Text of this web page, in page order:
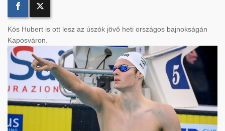
Kós Hubert is ott lesz az úszók jövő heti országos bajnokságán
Kaposváron.